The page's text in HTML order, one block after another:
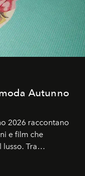
Autunno
2026 raccontano
e film che
Tra
le maison